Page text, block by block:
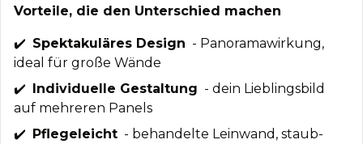
Vorteile, die den Unterschied machen
✔️ Spektakuläres Design - Panoramawirkung,
ideal für große Wände
✔️ Individuelle Gestaltung - dein Lieblingsbild
auf mehreren Panels
✔️ Pflegeleicht - behandelte Leinwand, staub-